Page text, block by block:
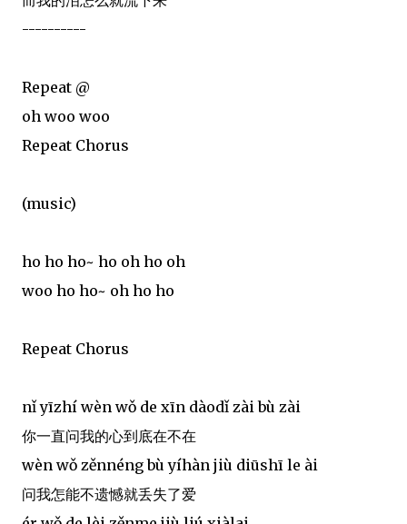
----------
Repeat @
oh woo woo
Repeat Chorus
(music)
ho ho ho~ ho oh ho oh
woo ho ho~ oh ho ho
Repeat Chorus
nǐ yīzhí wèn wǒ de xīn dàodǐ zài bù zài
你一直问我的心到底在不在
wèn wǒ zěnnéng bù yíhàn jiù diūshī le ài
问我怎能不遗憾就丢失了爱